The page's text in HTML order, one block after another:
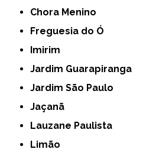
Chora Menino
Freguesia do Ó
Imirim
Jardim Guarapiranga
Jardim São Paulo
Jaçanã
Lauzane Paulista
Limão